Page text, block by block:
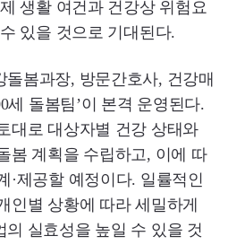
생활 여건과 건강상 위험요
있을 것으로 기대된다.
봄과장, 방문간호사, 건강매
세 돌봄팀’이 본격 운영된다.
대로 대상자별 건강 상태와
봄 계획을 수립하고, 이에 따
·제공할 예정이다. 일률적인
인별 상황에 따라 세밀하게
의 실효성을 높일 수 있을 것